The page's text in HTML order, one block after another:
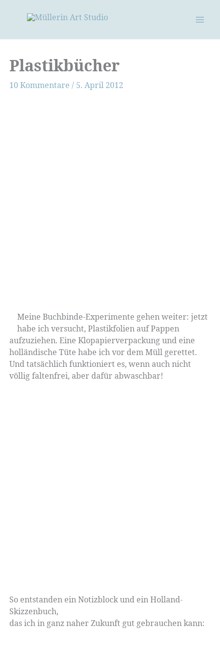
Plastikbücher
10 Kommentare / 5. April 2012
Meine Buchbinde-Experimente gehen weiter: jetzt
habe ich versucht, Plastikfolien auf Pappen
aufzuziehen. Eine Klopapierverpackung und eine
holländische Tüte habe ich vor dem Müll gerettet.
Und tatsächlich funktioniert es, wenn auch nicht
völlig faltenfrei, aber dafür abwaschbar!
So entstanden ein Notizblock und ein Holland-
Skizzenbuch,
das ich in ganz naher Zukunft gut gebrauchen kann: